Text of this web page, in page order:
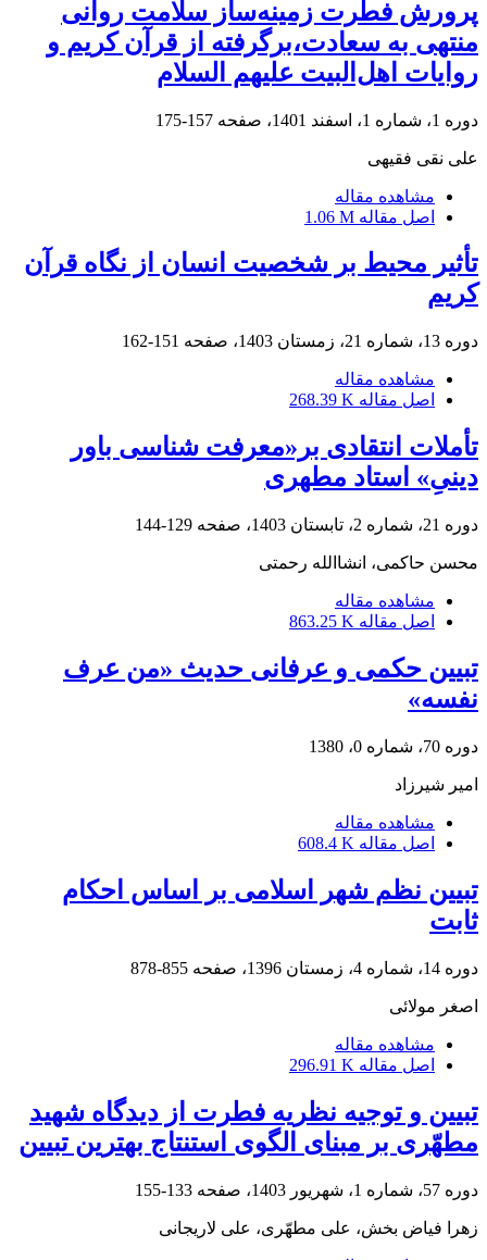
پرورش فطرت زمینه‌ساز سلامت روانی
منتهی به سعادت،برگرفته از قرآن کریم و
روایات اهل‌البیت علیهم السلام
دوره 1، شماره 1، اسفند 1401، صفحه 157-175
علی نقی فقیهی
مشاهده مقاله
اصل مقاله 1.06 M
تأثیر محیط بر شخصیت انسان از نگاه قرآن
کریم
دوره 13، شماره 21، زمستان 1403، صفحه 151-162
مشاهده مقاله
اصل مقاله 268.39 K
تأملات انتقادی بر«معرفت شناسی باور
دینیِ» استاد مطهری
دوره 21، شماره 2، تابستان 1403، صفحه 129-144
محسن حاکمی، انشاالله رحمتی
مشاهده مقاله
اصل مقاله 863.25 K
تبیین حکمی و عرفانی حدیث «من عرف
نفسه»
دوره 70، شماره 0، 1380
امیر شیرزاد
مشاهده مقاله
اصل مقاله 608.4 K
تبیین نظم شهر اسلامی بر اساس احکام
ثابت
دوره 14، شماره 4، زمستان 1396، صفحه 855-878
اصغر مولائی
مشاهده مقاله
اصل مقاله 296.91 K
تبیین و توجیه نظریه فطرت از دیدگاه شهید
مطهّری بر مبنای الگوی استنتاج بهترین تبیین‏
دوره 57، شماره 1، شهریور 1403، صفحه 133-155
زهرا فیاض بخش، علی مطهّری، علی لاریجانی